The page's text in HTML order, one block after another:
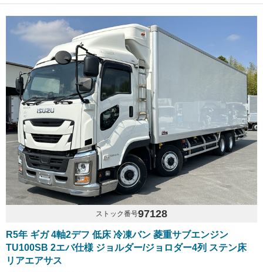
ストック番号97128
R5年 ギガ 4軸2デフ 低床 冷凍バン 菱重サブエンジン
TU100SB 2エバ仕様 ジョルダー/ジョロダー4列 ステン床
リアエアサス